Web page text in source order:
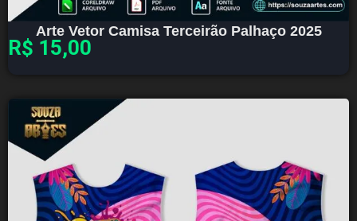
Arte Vetor Camisa Terceirão Palhaço 2025
R$ 15,00